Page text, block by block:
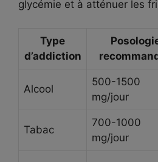
glycémie et à atténuer les
Type
d’addiction
Alcool
500-1500
mg/jour
Tabac
700-1000
mg/jour